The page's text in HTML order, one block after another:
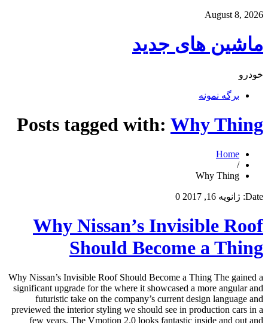
August 8, 2026
ماشین های جدید
خودرو
برگه نمونه
Posts tagged with: Why Thing
Home
/
Why Thing
Date: ژانویه 16, 2017 0
Why Nissan’s Invisible Roof
Should Become a Thing
Why Nissan’s Invisible Roof Should Become a Thing The gained a
significant upgrade for the where it showcased a more angular and
futuristic take on the company’s current design language and
previewed the interior styling we should see in production cars in a
few years. The Vmotion 2.0 looks fantastic inside and out and